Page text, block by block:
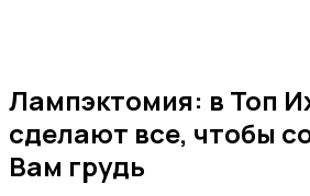
Лампэктомия: в Топ
сделают все, чтобы
Вам грудь